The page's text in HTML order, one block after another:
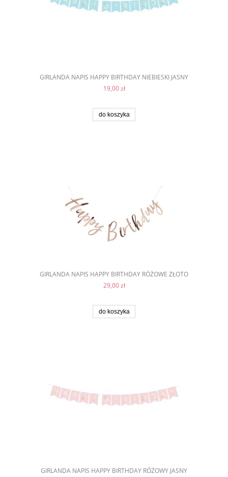
GIRLANDA NAPIS HAPPY BIRTHDAY NIEBIESKI JASNY
19,00 zł
do koszyka
GIRLANDA NAPIS HAPPY BIRTHDAY RÓŻOWE ZŁOTO
29,00 zł
do koszyka
GIRLANDA NAPIS HAPPY BIRTHDAY RÓŻOWY JASNY